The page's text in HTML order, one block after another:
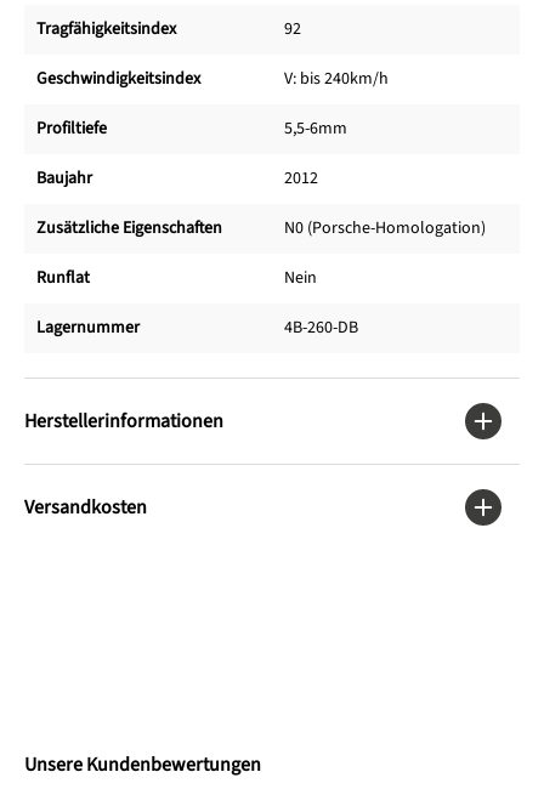
Tragfähigkeitsindex 92
Geschwindigkeitsindex V: bis 240km/h
Profiltiefe 5,5-6mm
Baujahr 2012
Zusätzliche Eigenschaften N0 (Porsche-Homologation)
Runflat Nein
Lagernummer 4B-260-DB
Herstellerinformationen
Versandkosten
Unsere Kundenbewertungen